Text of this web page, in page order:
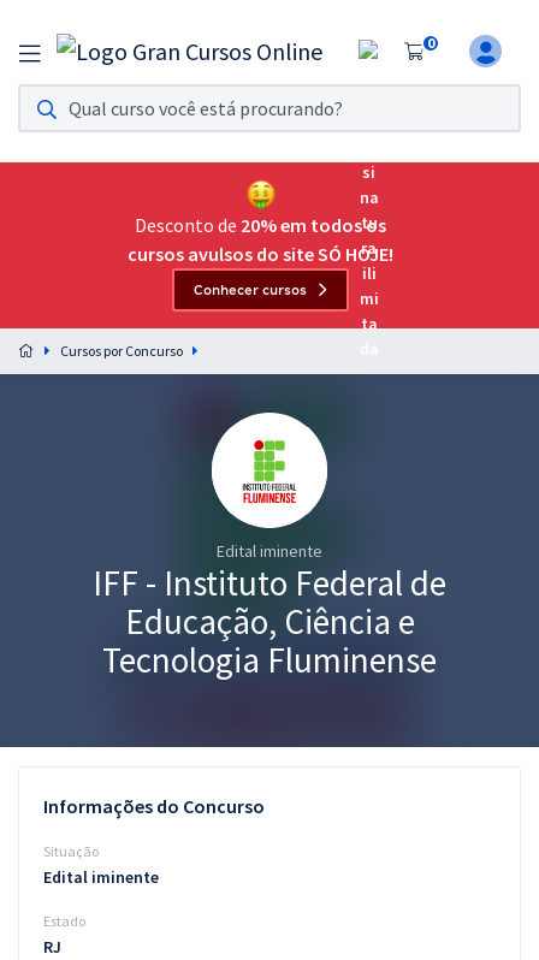
0
Assinatura Ilimitada 11
Acesso a todos os cursos. Teste grátis por 7 dias!
Assinatura OAB Até Passar
Acesso ilimitado a toda preparação para o Exame da
Preparação completa e intensiva para as principais
residências em saúde do Brasil
Blog
Aprovados
Desconto de 20% em todos os
cursos avulsos do site SÓ HOJE!
Conhecer cursos
Cursos por Concurso
Edital iminente
IFF - Instituto Federal de
Educação, Ciência e
Tecnologia Fluminense
Informações do Concurso
Situação
Edital iminente
Estado
RJ